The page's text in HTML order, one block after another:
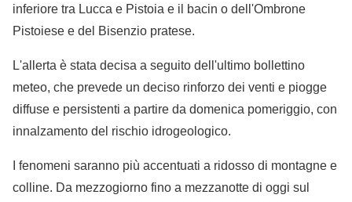
inferiore tra Lucca e Pistoia e il bacin o dell'Ombrone
Pistoiese e del Bisenzio pratese.
L'allerta è stata decisa a seguito dell'ultimo bollettino
meteo, che prevede un deciso rinforzo dei venti e piogge
diffuse e persistenti a partire da domenica pomeriggio, con
innalzamento del rischio idrogeologico.
I fenomeni saranno più accentuati a ridosso di montagne e
colline. Da mezzogiorno fino a mezzanotte di oggi sul